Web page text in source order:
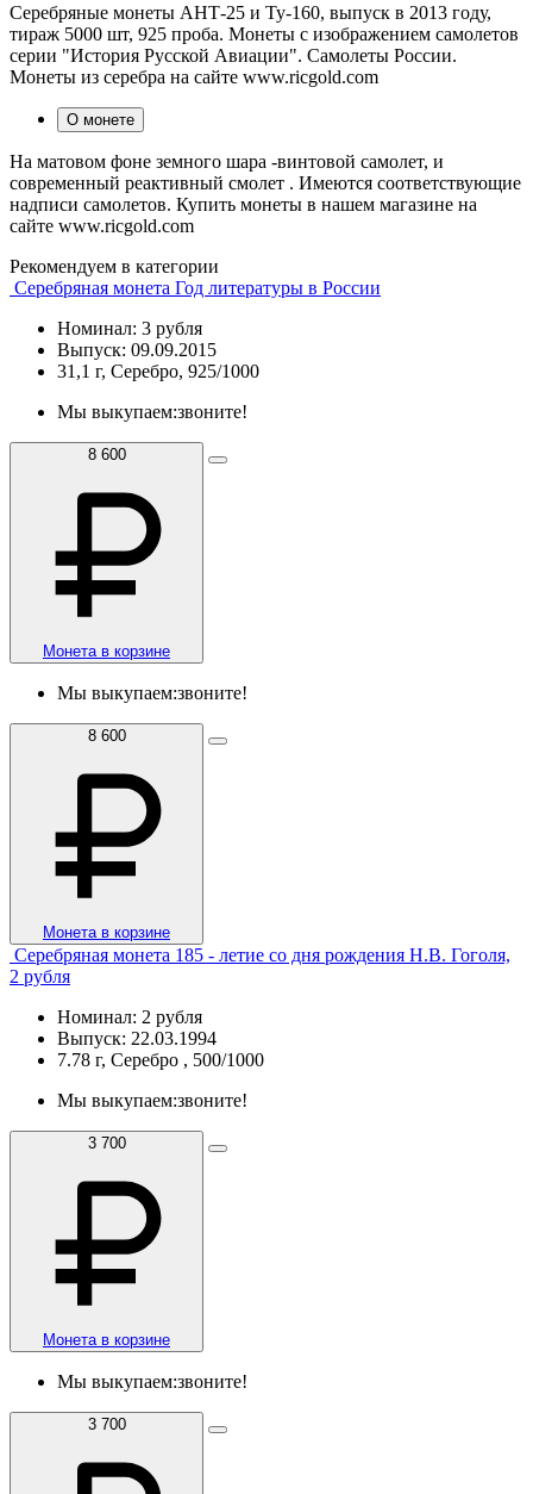
Серебряные монеты АНТ-25 и Ту-160, выпуск в 2013 году,
тираж 5000 шт, 925 проба. Монеты с изображением самолетов
серии "История Русской Авиации". Самолеты России.
Монеты из серебра на сайте www.ricgold.com
О монете
На матовом фоне земного шара -винтовой самолет, и
современный реактивный смолет . Имеются соответствующие
надписи самолетов. Купить монеты в нашем магазине на
сайте www.ricgold.com
Рекомендуем в категории
Серебряная монета Год литературы в России
Номинал: 3 рубля
Выпуск: 09.09.2015
31,1 г, Серебро, 925/1000
Мы выкупаем:звоните!
8 600
Монета в корзине
Мы выкупаем:звоните!
8 600
Монета в корзине
Серебряная монета 185 - летие со дня рождения Н.В. Гоголя,
2 рубля
Номинал: 2 рубля
Выпуск: 22.03.1994
7.78 г, Серебро , 500/1000
Мы выкупаем:звоните!
3 700
Монета в корзине
Мы выкупаем:звоните!
3 700